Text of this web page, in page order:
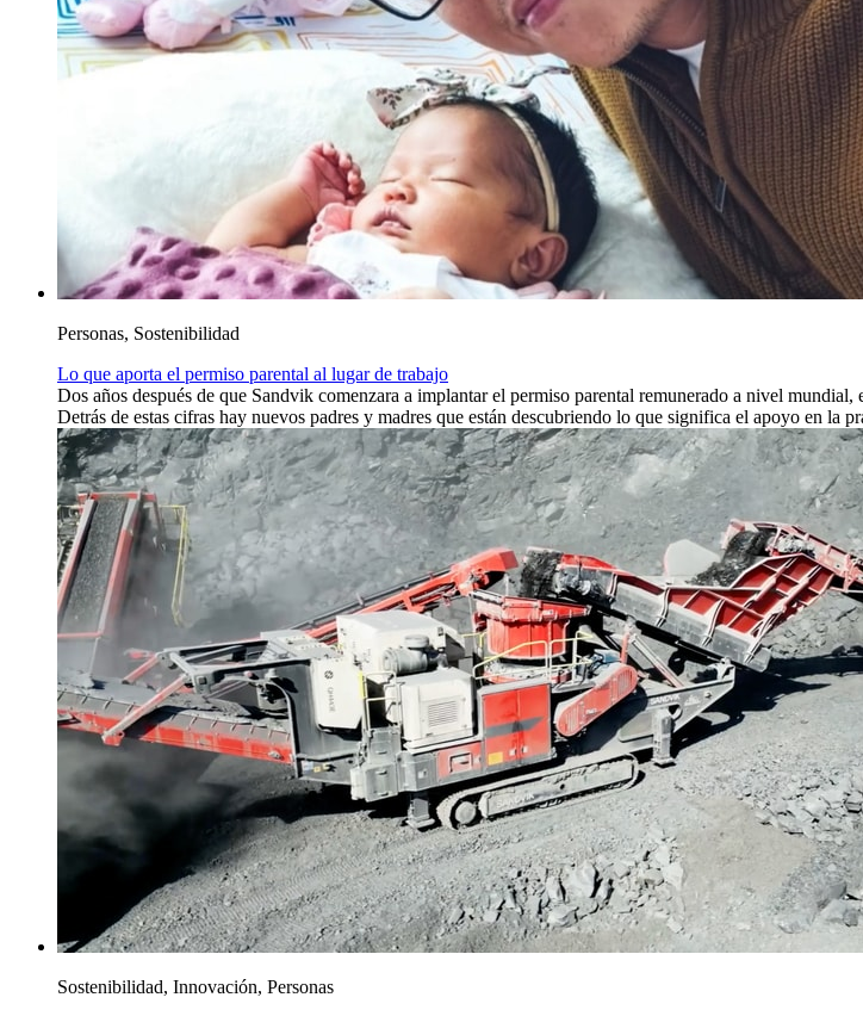
Personas, Sostenibilidad
Lo que aporta el permiso parental al lugar de trabajo
Dos años después de que Sandvik comenzara a implantar el permiso parental remunerado a nivel
Detrás de estas cifras hay nuevos padres y madres que están descubriendo lo que significa el apoyo en la
Sostenibilidad, Innovación, Personas